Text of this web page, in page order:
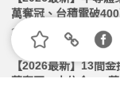
萬奪冠、台積電破
2026.06.03 | 104小編 |
【2026最新】13間
萬奪冠、中信金203萬